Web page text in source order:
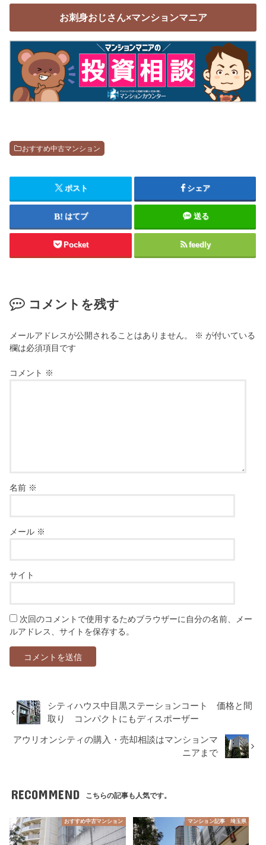
お刺身おじさん×マンションマニア
おすすめ中古マンション
ポスト シェア
はてブ 送る
Pocket feedly
コメントを残す
メールアドレスが公開されることはありません。 ※ が付いている
欄は必須項目です
コメント ※
名前 ※
メール ※
サイト
次回のコメントで使用するためブラウザーに自分の名前、メー
ルアドレス、サイトを保存する。
シティハウス中目黒ステーションコート 価格と間
取り コンパクトにもディスポーザー
アウリオンシティの購入・売却相談はマンションマ
ニアまで
RECOMMEND こちらの記事も人気です。
おすすめ中古マンション マンション記事 埼玉県